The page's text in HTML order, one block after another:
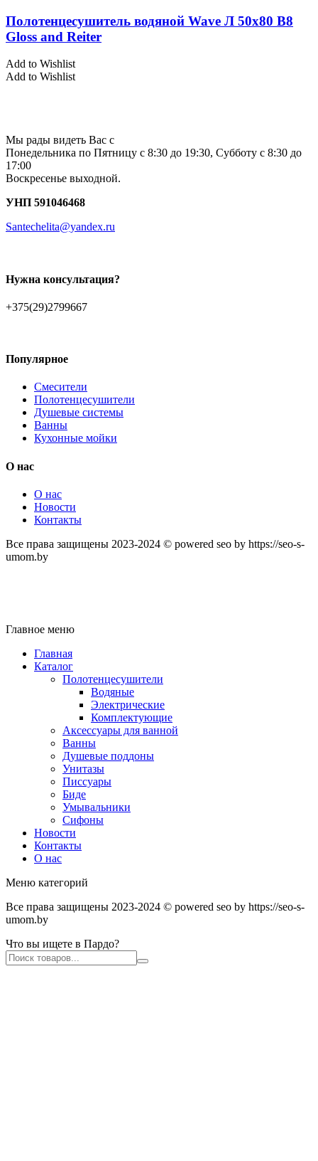
Полотенцесушитель водяной Wave Л 50х80 В8
Gloss and Reiter
Add to Wishlist
Add to Wishlist
Мы рады видеть Вас с
Понедельника по Пятницу с 8:30 до 19:30, Субботу с 8:30 до
17:00
Воскресенье выходной.
УНП 591046468
Santechelita@yandex.ru
Нужна консультация?
+375(29)2799667
Популярное
Смесители
Полотенцесушители
Душевые системы
Ванны
Кухонные мойки
О нас
О нас
Новости
Контакты
Все права защищены 2023-2024 © powered seo by https://seo-s-
umom.by
Главное меню
Главная
Каталог
Полотенцесушители
Водяные
Электрические
Комплектующие
Аксессуары для ванной
Ванны
Душевые поддоны
Унитазы
Писсуары
Биде
Умывальники
Сифоны
Новости
Контакты
О нас
Меню категорий
Все права защищены 2023-2024 © powered seo by https://seo-s-
umom.by
Что вы ищете в Пардо?